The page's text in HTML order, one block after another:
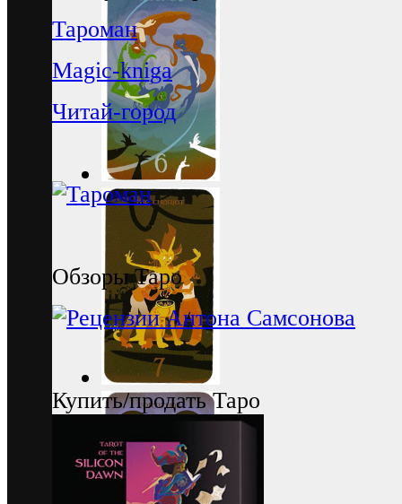
Тароман
Magic-kniga
Читай-город
Обзоры Таро
Купить/продать Таро